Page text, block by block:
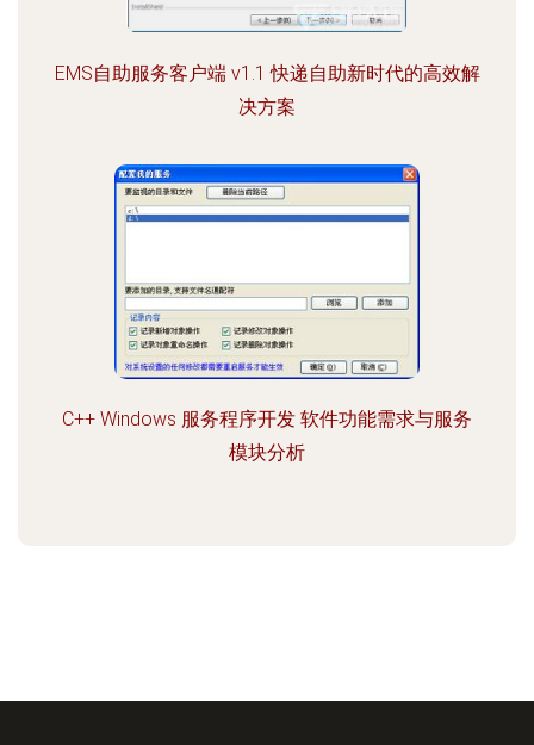
EMS自助服务客户端 v1.1 快递自助新时代的高效解
决方案
C++ Windows 服务程序开发 软件功能需求与服务
模块分析